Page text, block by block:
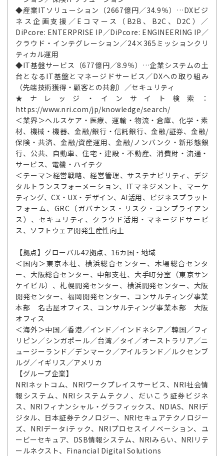
◆産業ITソリューション（2667億円／34.9％）…DXビジ
ネス企画支援／Eコマース（B2B、B2C、D2C）／
DiPcore: ENTERPRISE IP／DiPcore: ENGINEERING IP／
クラウド・インテグレーション／24×365ミッションクリ
ティカル運用
◆IT基盤サービス（677億円／8.9％）…企業システムの土
台となるIT基盤とマネージドサービス／DXへの取り組み
（先端技術獲得・顧客との共創）／セキュリティ
★ナレッジ・インサイト検索：
https://www.nri.com/jp/knowledge/search/
＜業界＞ヘルスケア・医療、運輸・物流・倉庫、化学・素
材、機械・機器、金融/銀行・信託銀行、金融/証券、金融/
保険・共済、金融/資産運用、金融/ノンバンク・新形態銀
行、公共、自動車、住宅・建設・不動産、消費財・流通・
サービス、電機・ハイテク
＜テーマ＞経営戦略、経営管理、サステナビリティ、デジ
タルトランスフォーメーション、ITマネジメント、マーケ
ティング、CX・UX・デザイン、AI活用、ビジネスプラット
フォーム、GRC（ガバナンス・リスク・コンプライアン
ス）、セキュリティ、クラウド活用・マネージドサービ
ス、ソフトウェア開発生産性向上
【拠点】グローバル42拠点、16カ国・地域
＜国内＞東京本社、横浜総合センター、木場総合センタ
ー、大阪総合センター、中部支社、大手町分室（東京サン
ケイビル）、札幌開発センター、横浜開発センター、大阪
開発センター、福岡開発センター、コンサルティング事業
本部 名古屋オフィス、コンサルティング事業本部 大阪
オフィス
＜海外＞中国／香港／インド／インドネシア／韓国／フィ
リピン／シンガポール／台湾／タイ／オーストラリア／ニ
ュージーランド／デンマーク／アイルランド／ルクセンブ
ルグ／イギリス／アメリカ
【グループ企業】
NRIネットコム、NRIワークプレイスサービス、NRI社会情
報システム、NRIシステムテクノ、だいこう証券ビジネ
ス、NRIフィナンシャル・グラフィックス、NDIAS、NRIデ
ジタル、日本証券テクノロジー、NRIセキュアテクノロジー
ズ、NRIデータiテック、NRIプロセスイノベーション、ユ
ービーセキュア、DSB情報システム、NRIみらい、NRIリテ
ールネクスト、Financial Digital Solutions